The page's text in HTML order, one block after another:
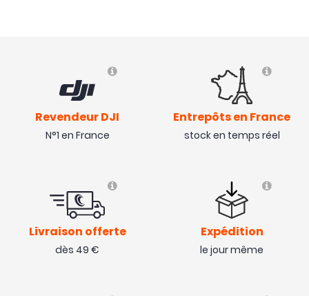
Revendeur DJI
N°1 en France
Entrepôts en France
stock en temps réel
Livraison offerte
dès 49 €
Expédition
le jour même